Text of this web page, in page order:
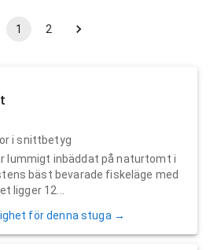
1 2
i snittbetyg
lummigt inbäddat på naturtomt i
bäst bevarade fiskeläge med
ligger 12...
för denna stuga →